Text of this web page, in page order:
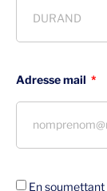
Adresse mail
En